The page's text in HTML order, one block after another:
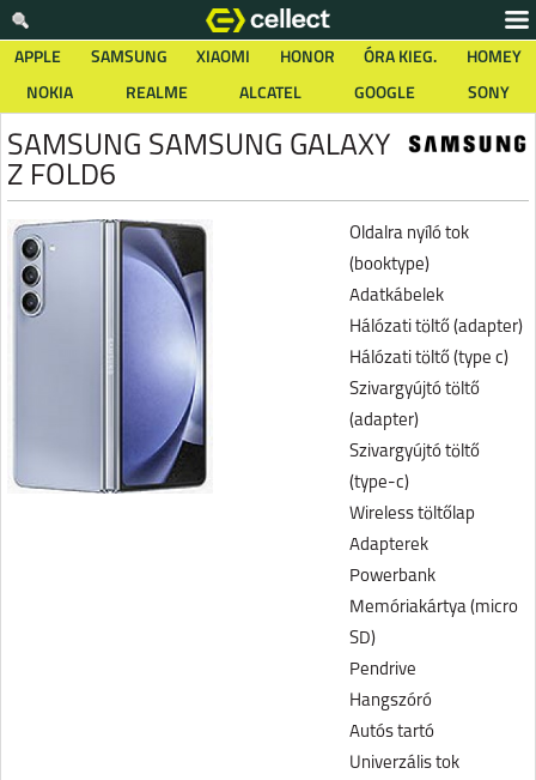
APPLE SAMSUNG XIAOMI HONOR ÓRA KIEG.
HOMEY
NOKIA
REALME ALCATEL GOOGLE SONY
SAMSUNG SAMSUNG GALAXY
Z FOLD6
Oldalra nyíló tok
(booktype)
Adatkábelek
Hálózati töltő (adapter)
Hálózati töltő (type c)
Szivargyújtó töltő
(adapter)
Szivargyújtó töltő
(type-c)
Wireless töltőlap
Adapterek
Powerbank
Memóriakártya (micro
SD)
Pendrive
Hangszóró
Autós tartó
Univerzális tok